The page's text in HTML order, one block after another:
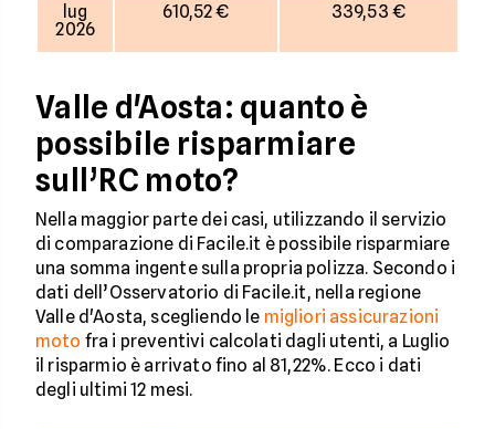
lug
2026
610,52 € 339,53 €
Valle d'Aosta: quanto è
possibile risparmiare
sull’RC moto?
Nella maggior parte dei casi, utilizzando il servizio
di comparazione di Facile.it è possibile risparmiare
una somma ingente sulla propria polizza. Secondo i
dati dell’Osservatorio di Facile.it, nella regione
Valle d'Aosta, scegliendo le migliori assicurazioni
moto fra i preventivi calcolati dagli utenti, a Luglio
il risparmio è arrivato fino al 81,22%. Ecco i dati
degli ultimi 12 mesi.